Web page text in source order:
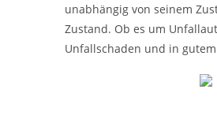
unabhängig von seinem
Zustand. Ob es um
Unfallschaden und in